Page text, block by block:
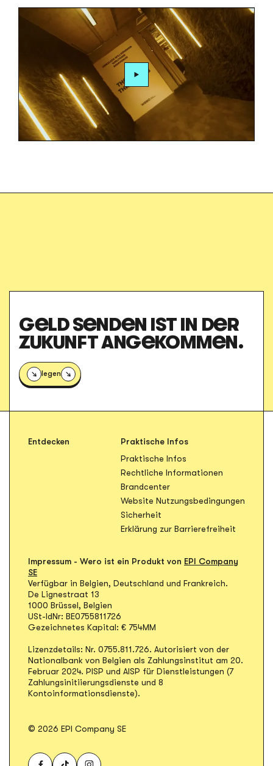
GELD SENDEN IST IN DER
ZUKUNFT ANGEKOMMEN.
Loslegen
Entdecken
Praktische Infos
Praktische Infos
Rechtliche Informationen
BrandcenterÖffnet in neuem Tab
Website Nutzungsbedingungen
Sicherheit
Erklärung zur Barrierefreiheit
Impressum - Wero ist ein Produkt von EPI Company
SE
Verfügbar in Belgien, Deutschland und Frankreich.
De Lignestraat 13
1000 Brüssel, Belgien
USt-IdNr: BE0755811726
Gezeichnetes Kapital: € 754MM
Lizenzdetails: Nr. 0755.811.726. Autorisiert von der
Nationalbank von Belgien als Zahlungsinstitut am 20.
Februar 2024. PISP und AISP für Dienstleistungen (7
Zahlungsinitiierungsdienste und 8
Kontoinformationsdienste).
© 2026 EPI Company SE